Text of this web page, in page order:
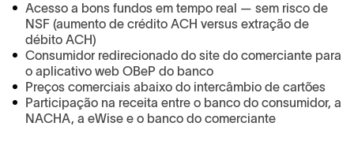
Acesso a bons fundos em tempo real — sem risco de
NSF (aumento de crédito ACH versus extração de
débito ACH)
Consumidor redirecionado do site do comerciante para
o aplicativo web OBeP do banco
Preços comerciais abaixo do intercâmbio de cartões
Participação na receita entre o banco do consumidor, a
NACHA, a eWise e o banco do comerciante